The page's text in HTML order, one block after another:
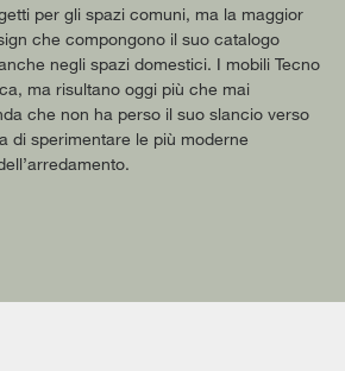
per gli spazi comuni, ma la maggior
che compongono il suo catalogo
negli spazi domestici. I mobili Tecno
ma risultano oggi più che mai
che non ha perso il suo slancio verso
di sperimentare le più moderne